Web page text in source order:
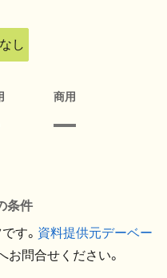
し
商用
条件
す。 資料提供元デーベー
お問合せください。